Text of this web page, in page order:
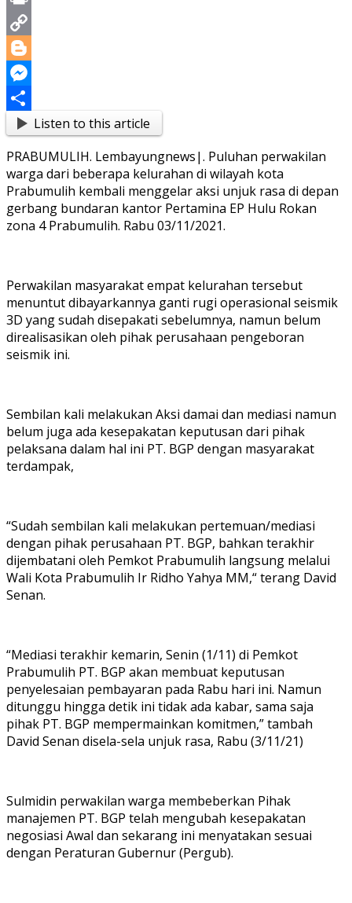
Print
Copy
Link
Blogger
Messenger
ShareListen to this article
PRABUMULIH. Lembayungnews|. Puluhan perwakilan
warga dari beberapa kelurahan di wilayah kota
Prabumulih kembali menggelar aksi unjuk rasa di depan
gerbang bundaran kantor Pertamina EP Hulu Rokan
zona 4 Prabumulih. Rabu 03/11/2021.
Perwakilan masyarakat empat kelurahan tersebut
menuntut dibayarkannya ganti rugi operasional seismik
3D yang sudah disepakati sebelumnya, namun belum
direalisasikan oleh pihak perusahaan pengeboran
seismik ini.
Sembilan kali melakukan Aksi damai dan mediasi namun
belum juga ada kesepakatan keputusan dari pihak
pelaksana dalam hal ini PT. BGP dengan masyarakat
terdampak,
“Sudah sembilan kali melakukan pertemuan/mediasi
dengan pihak perusahaan PT. BGP, bahkan terakhir
dijembatani oleh Pemkot Prabumulih langsung melalui
Wali Kota Prabumulih Ir Ridho Yahya MM,“ terang David
Senan.
“Mediasi terakhir kemarin, Senin (1/11) di Pemkot
Prabumulih PT. BGP akan membuat keputusan
penyelesaian pembayaran pada Rabu hari ini. Namun
ditunggu hingga detik ini tidak ada kabar, sama saja
pihak PT. BGP mempermainkan komitmen,” tambah
David Senan disela-sela unjuk rasa, Rabu (3/11/21)
Sulmidin perwakilan warga membeberkan Pihak
manajemen PT. BGP telah mengubah kesepakatan
negosiasi Awal dan sekarang ini menyatakan sesuai
dengan Peraturan Gubernur (Pergub).